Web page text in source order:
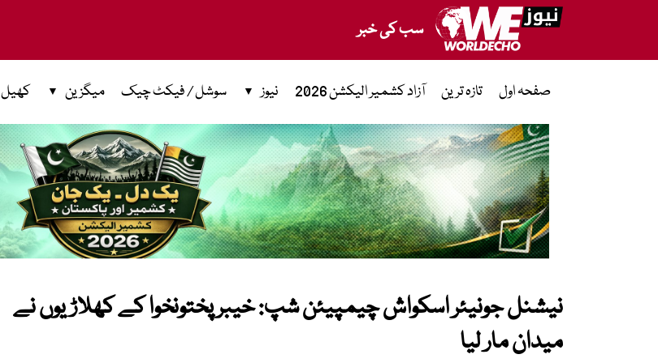
سب کی خبر
صفحہ اول تازہ ترین آزاد کشمیر الیکشن 2026 نیوز سوشل / فیکٹ چیک میگزین کھیل
نیشنل جونیئر اسکواش چیمپیئن شپ: خیبر پختونخوا کے کھلاڑیوں نے
میدان مار لیا